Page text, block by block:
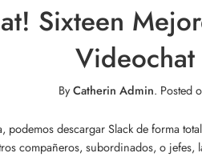
Sixteen
ByCatherin Admin. Posted
podemos descargar Slack de forma
compañeros, subordinados, o